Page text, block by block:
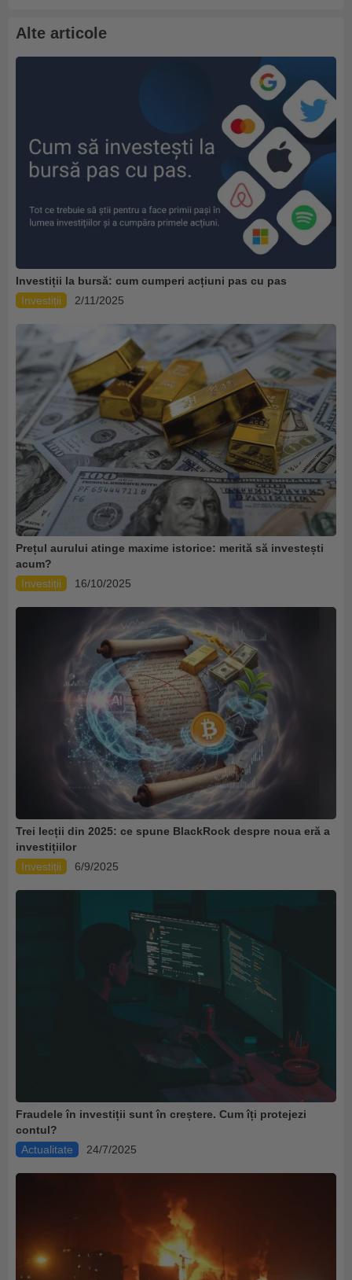
Alte articole
Investiții la bursă: cum cumperi acțiuni pas cu pas
Investiții
2/11/2025
Prețul aurului atinge maxime istorice: merită să investești
acum?
Investiții
16/10/2025
Trei lecții din 2025: ce spune BlackRock despre noua eră a
investițiilor
Investiții
6/9/2025
Fraudele în investiții sunt în creștere. Cum îți protejezi
contul?
Actualitate
24/7/2025